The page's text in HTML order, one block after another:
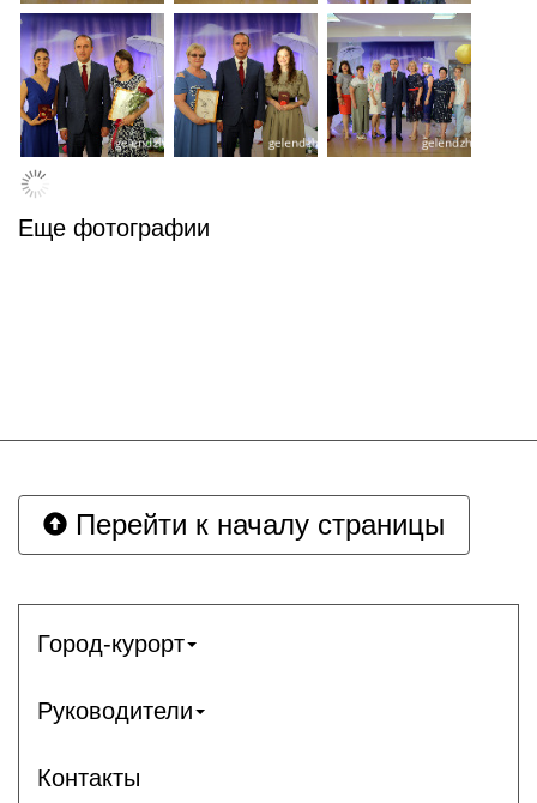
Еще фотографии
Перейти к началу страницы
Город-курорт
Руководители
Контакты